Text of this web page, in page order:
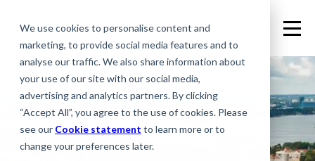
We use cookies to personalise content and
marketing, to provide social media features and to
analyse our traffic. We also share information about
your use of our site with our social media,
advertising and analytics partners. By clicking
“Accept All”, you agree to the use of cookies. Please
see our Cookie statement to learn more or to
change your preferences later.